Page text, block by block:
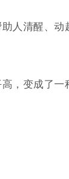
人清醒、
，变成了一